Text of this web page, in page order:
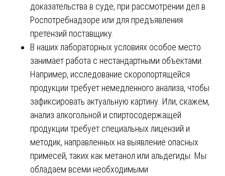
доказательства в суде, при рассмотрении дел в
Роспотребнадзоре или для предъявления
претензий поставщику.
В наших лабораторных условиях особое место
занимает работа с нестандартными объектами.
Например, исследование скоропортящейся
продукции требует немедленного анализа, чтобы
зафиксировать актуальную картину. Или, скажем,
анализ алкогольной и спиртосодержащей
продукции требует специальных лицензий и
методик, направленных на выявление опасных
примесей, таких как метанол или альдегиды. Мы
обладаем всеми необходимыми